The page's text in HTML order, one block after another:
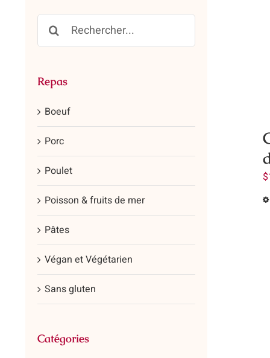
$
Rechercher:
Repas
Boeuf
Porc
Poulet
Poisson & fruits de mer
Pâtes
Végan et Végétarien
Sans gluten
Catégories